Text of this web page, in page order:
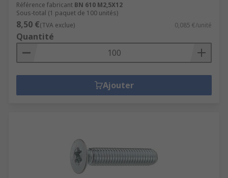
Référence fabricant BN 610 M2,5X12
Sous-total (1 paquet de 100 unités)
8,50 €(TVA exclue) 0,085 €/unité
Quantité
Ajouter